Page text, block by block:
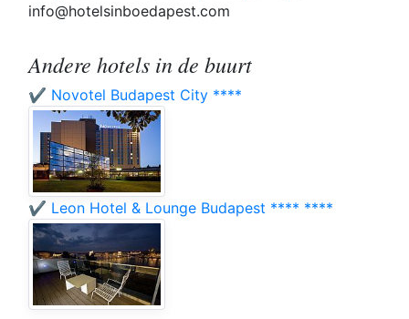
info@hotelsinboedapest.com
Andere hotels in de buurt
✔️ Novotel Budapest City ****
✔️ Leon Hotel & Lounge Budapest **** ****